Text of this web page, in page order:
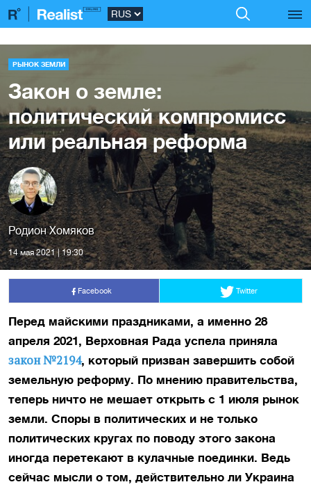
РЫНОК ЗЕМЛИ
Закон о земле:
политический компромисс
или реальная реформа
Родион Хомяков
14 мая 2021 | 19:30
Facebook Twitter
Перед майскими праздниками, а именно 28
апреля 2021, Верховная Рада успела приняла
закон №2194, который призван завершить собой
земельную реформу. По мнению правительства,
теперь ничто не мешает открыть с 1 июля рынок
земли. Споры в политических и не только
политических кругах по поводу этого закона
иногда перетекают в кулачные поединки. Ведь
сейчас мысли о том, действительно ли Украина